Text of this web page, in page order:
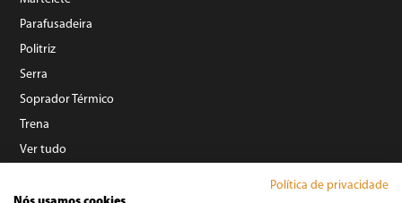
Parafusadeira
Politriz
Serra
Soprador Térmico
Trena
Ver tudo
Refrigeração
Política de privacidade